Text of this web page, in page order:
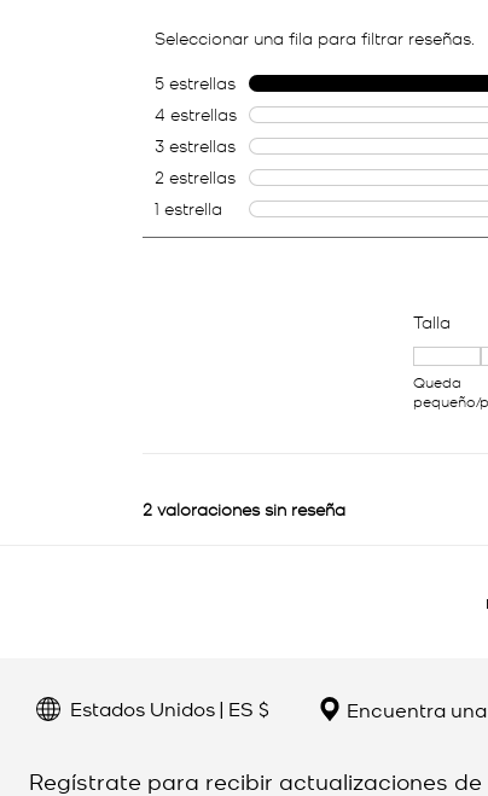
Estados Unidos | ES $ Encuentra
Regístrate para recibir actualizaciones de